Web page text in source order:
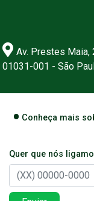
Av. Prestes Maia,
01031-001 - São
Conheça mais
Quer que nós